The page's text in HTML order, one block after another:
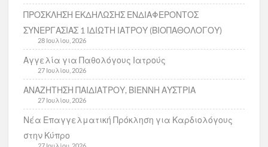
ΠΡΟΣΚΛΗΣΗ ΕΚΔΗΛΩΣΗΣ ΕΝΔΙΑΦΕΡΟΝΤΟΣ
ΣΥΝΕΡΓΑΣΙΑΣ 1 ΙΔΙΩΤΗ ΙΑΤΡΟΥ (ΒΙΟΠΑΘΟΛΟΓΟΥ)
28 Ιουλίου, 2026
Αγγελία για Παθολόγους Ιατρούς
27 Ιουλίου, 2026
ΑΝΑΖΗΤΗΣΗ ΠΑΙΔΙΑΤΡΟΥ, ΒΙΕΝΝΗ ΑΥΣΤΡΙΑ
27 Ιουλίου, 2026
Νέα Επαγγελματική Πρόκληση για Καρδιολόγους
στην Κύπρο